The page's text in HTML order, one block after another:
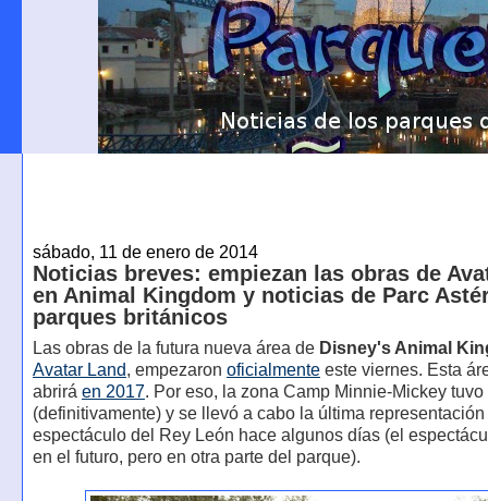
sábado, 11 de enero de 2014
Noticias breves: empiezan las obras de
en Animal Kingdom y noticias de Parc
parques británicos
Las obras de la futura nueva área de Disney's Animal
Avatar Land, empezaron oficialmenteeste viernes. Esta
abrirá en 2017. Por eso, la zona Camp Minnie-Mickey tuvo
(definitivamente) y se llevó a cabo la última
espectáculo del Rey León hace algunos días (el
en el futuro, pero en otra parte del parque).